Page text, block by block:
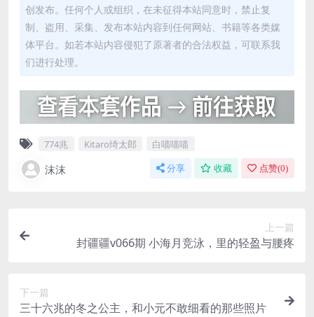
创发布。任何个人或组织，在未征得本站同意时，禁止复
制、盗用、采集、发布本站内容到任何网站、书籍等各类媒
体平台。如若本站内容侵犯了原著者的合法权益，可联系我
们进行处理。
774兆 Kitaro绮太郎 白喵喵喵
沫沫 分享 收藏 点赞(0)
上一篇
封疆疆v066期 小海月竞泳，里的轻盈与腰疼
下一篇
三十六兆的冬之公主，和小元不敢细看的那些照片